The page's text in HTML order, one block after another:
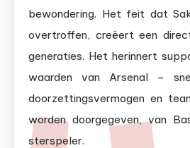
bewondering. Het feit dat
overtroffen, creëert een
generaties. Het herinnert
waarden van Arsenal –
doorzettingsvermogen en
worden doorgegeven, van
sterspeler.